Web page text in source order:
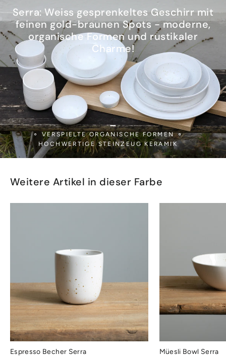
Serra: Weiss gesprenkeltes Geschirr mit
feinen gold-braunen Spots - moderne,
organische Formen und rustikaler
Charme!
_
⚬ VERSPIELTE ORGANISCHE FORMEN ⚬
HOCHWERTIGE STEINZEUG KERAMIK
Weitere Artikel in dieser Farbe
Espresso Becher Serra Müesli Bowl Serra